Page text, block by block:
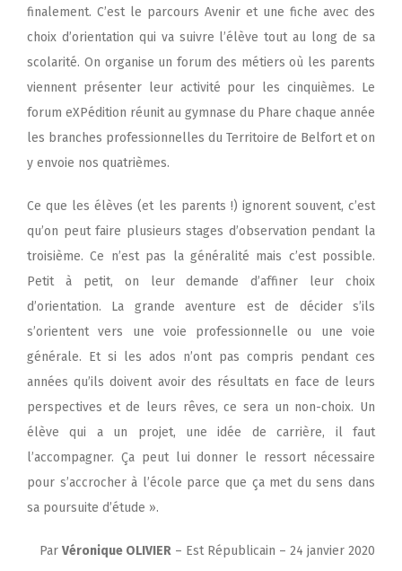
finalement. C’est le parcours Avenir et une fiche avec des
choix d’orientation qui va suivre l’élève tout au long de sa
scolarité. On organise un forum des métiers où les parents
viennent présenter leur activité pour les cinquièmes. Le
forum eXPédition réunit au gymnase du Phare chaque année
les branches professionnelles du Territoire de Belfort et on
y envoie nos quatrièmes.
Ce que les élèves (et les parents !) ignorent souvent, c’est
qu’on peut faire plusieurs stages d’observation pendant la
troisième. Ce n’est pas la généralité mais c’est possible.
Petit à petit, on leur demande d’affiner leur choix
d’orientation. La grande aventure est de décider s’ils
s’orientent vers une voie professionnelle ou une voie
générale. Et si les ados n’ont pas compris pendant ces
années qu’ils doivent avoir des résultats en face de leurs
perspectives et de leurs rêves, ce sera un non-choix. Un
élève qui a un projet, une idée de carrière, il faut
l’accompagner. Ça peut lui donner le ressort nécessaire
pour s’accrocher à l’école parce que ça met du sens dans
sa poursuite d’étude ».
Par Véronique OLIVIER – Est Républicain – 24 janvier 2020